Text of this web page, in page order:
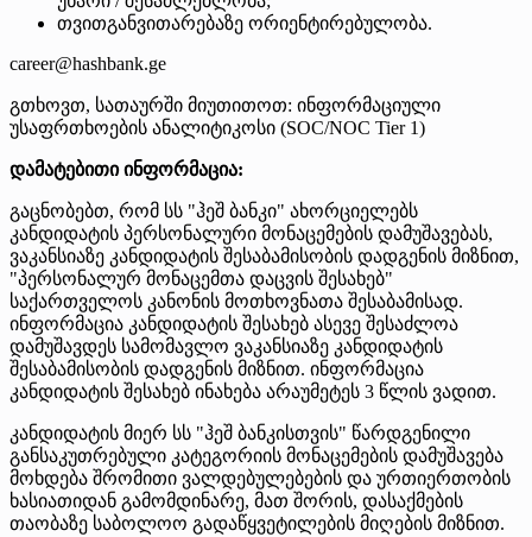
თვითგანვითარებაზე ორიენტირებულობა.
career@hashbank.ge
გთხოვთ, სათაურში მიუთითოთ: ინფორმაციული
უსაფრთხოების ანალიტიკოსი (SOC/NOC Tier 1)
დამატებითი ინფორმაცია:
გაცნობებთ, რომ სს "ჰეშ ბანკი" ახორციელებს
კანდიდატის პერსონალური მონაცემების დამუშავებას,
ვაკანსიაზე კანდიდატის შესაბამისობის დადგენის მიზნით,
"პერსონალურ მონაცემთა დაცვის შესახებ"
საქართველოს კანონის მოთხოვნათა შესაბამისად.
ინფორმაცია კანდიდატის შესახებ ასევე შესაძლოა
დამუშავდეს სამომავლო ვაკანსიაზე კანდიდატის
შესაბამისობის დადგენის მიზნით. ინფორმაცია
კანდიდატის შესახებ ინახება არაუმეტეს 3 წლის ვადით.
კანდიდატის მიერ სს "ჰეშ ბანკისთვის" წარდგენილი
განსაკუთრებული კატეგორიის მონაცემების დამუშავება
მოხდება შრომითი ვალდებულებების და ურთიერთობის
ხასიათიდან გამომდინარე, მათ შორის, დასაქმების
თაობაზე საბოლოო გადაწყვეტილების მიღების მიზნით.